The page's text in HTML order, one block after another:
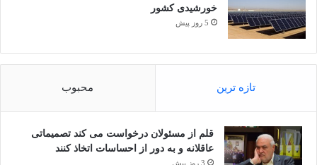
خورشیدی کشور
5 روز پیش
تازه ترین محبوب
قلم از مسئولان درخواست می کند تصمیماتی
عاقلانه و به دور از احساسات اتخاذ کنند
3 روز پیش